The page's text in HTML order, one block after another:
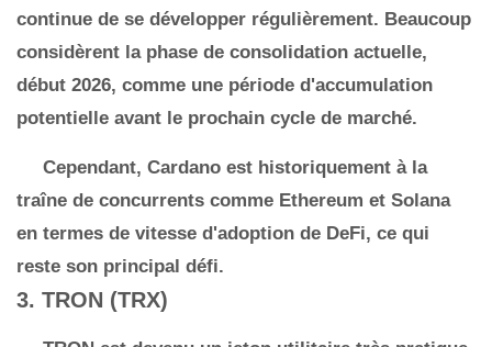
continue de se développer régulièrement. Beaucoup
considèrent la phase de consolidation actuelle,
début 2026, comme une période d'accumulation
potentielle avant le prochain cycle de marché.
Cependant, Cardano est historiquement à la
traîne de concurrents comme Ethereum et Solana
en termes de vitesse d'adoption de DeFi, ce qui
reste son principal défi.
3. TRON (TRX)